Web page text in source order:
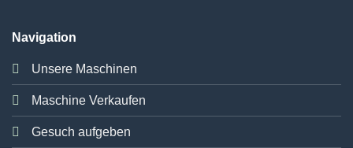
Navigation
Unsere Maschinen
Maschine Verkaufen
Gesuch aufgeben